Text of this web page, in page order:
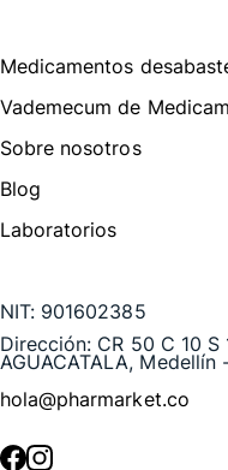
Medicamentos
Vademecum de
Sobre nosotros
Blog
Laboratorios
NIT: 901602385
Dirección: CR 50 C 10 S
AGUACATALA, Medellín
hola@pharmarket.co